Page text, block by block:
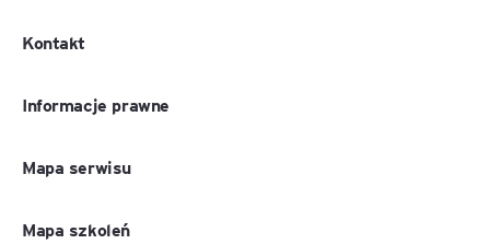
Kontakt
Informacje prawne
Mapa serwisu
Mapa szkoleń